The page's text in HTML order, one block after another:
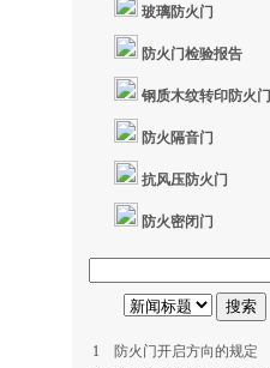
玻璃防火门
防火门检验报告
钢质木纹转印防火门
防火隔音门
抗风压防火门
防火密闭门
1
防火门开启方向的规定